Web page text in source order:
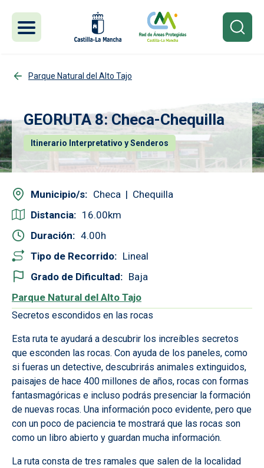
Parque Natural del Alto Tajo
GEORUTA 8: Checa-Chequilla
Itinerario Interpretativo y Senderos
Municipio/s Checa
Chequilla
Distancia
16.00
Duración
4.00
Tipo de Recorrido
Lineal
Grado de Dificultad
Baja
Parque Natural del Alto Tajo
Secretos escondidos en las rocas
Esta ruta te ayudará a descubrir los increíbles secretos
que esconden las rocas. Con ayuda de los paneles, como
si fueras un detective, descubrirás animales extinguidos,
paisajes de hace 400 millones de años, rocas con formas
fantasmagóricas e incluso podrás presenciar la formación
de nuevas rocas. Una información poco evidente, pero que
con un poco de paciencia te mostrará que las rocas son
como un libro abierto y guardan mucha información.
La ruta consta de tres ramales que salen de la localidad